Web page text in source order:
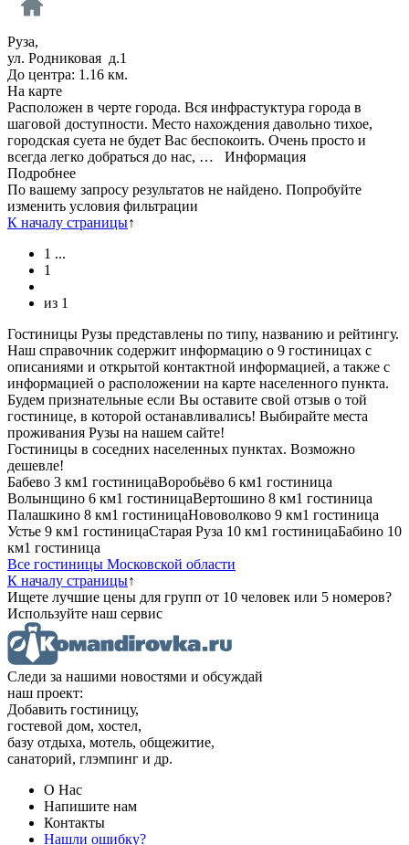
Руза,
ул. Родниковая д.1
До центра: 1.16 км.
На карте
Расположен в черте города. Вся инфрастуктура города в
шаговой доступности. Место нахождения давольно тихое,
городская суета не будет Вас беспокоить. Очень просто и
всегда легко добраться до нас, … Информация
Подробнее
По вашему запросу результатов не найдено. Попробуйте
изменить условия фильтрации
К началу страницы↑
1 ...
1
из 1
Гостиницы Рузы представлены по типу, названию и рейтингу.
Наш справочник содержит информацию о 9 гостиницах с
описаниями и открытой контактной информацией, а также с
информацией о расположении на карте населенного пункта.
Будем признательные если Вы оставите свой отзыв о той
гостинице, в которой останавливались! Выбирайте места
проживания Рузы на нашем сайте!
Гостиницы в соседних населенных пунктах. Возможно
дешевле!
Бабево 3 км1 гостиницаВоробьёво 6 км1 гостиница
Волынщино 6 км1 гостиницаВертошино 8 км1 гостиница
Палашкино 8 км1 гостиницаНововолково 9 км1 гостиница
Устье 9 км1 гостиницаСтарая Руза 10 км1 гостиницаБабино 10
км1 гостиница
Все гостиницы Московской области
К началу страницы↑
Ищете лучшие цены для групп от 10 человек или 5 номеров?
Используйте наш сервис
Следи за нашими новостями и обсуждай
наш проект:
Добавить гостиницу,
гостевой дом, хостел,
базу отдыха, мотель, общежитие,
санаторий, глэмпинг и др.
О Нас
Напишите нам
Контакты
Нашли ошибку?